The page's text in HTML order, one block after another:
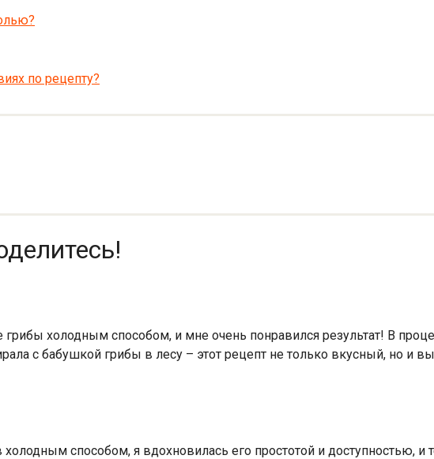
по рецепту?
холодным способом, и мне очень понравился результат! В
с бабушкой грибы в лесу – этот рецепт не только вкусный, но и
способом, я вдохновилась его простотой и доступностью, и